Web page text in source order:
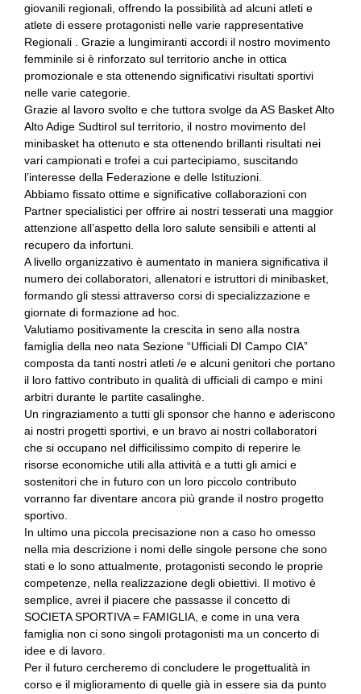
giovanili regionali, offrendo la possibilità ad alcuni atleti e
atlete di essere protagonisti nelle varie rappresentative
Regionali . Grazie a lungimiranti accordi il nostro movimento
femminile si è rinforzato sul territorio anche in ottica
promozionale e sta ottenendo significativi risultati sportivi
nelle varie categorie.
Grazie al lavoro svolto e che tuttora svolge da AS Basket Alto
Alto Adige Sudtirol sul territorio, il nostro movimento del
minibasket ha ottenuto e sta ottenendo brillanti risultati nei
vari campionati e trofei a cui partecipiamo, suscitando
l’interesse della Federazione e delle Istituzioni.
Abbiamo fissato ottime e significative collaborazioni con
Partner specialistici per offrire ai nostri tesserati una maggior
attenzione all’aspetto della loro salute sensibili e attenti al
recupero da infortuni.
A livello organizzativo è aumentato in maniera significativa il
numero dei collaboratori, allenatori e istruttori di minibasket,
formando gli stessi attraverso corsi di specializzazione e
giornate di formazione ad hoc.
Valutiamo positivamente la crescita in seno alla nostra
famiglia della neo nata Sezione “Ufficiali DI Campo CIA”
composta da tanti nostri atleti /e e alcuni genitori che portano
il loro fattivo contributo in qualità di ufficiali di campo e mini
arbitri durante le partite casalinghe.
Un ringraziamento a tutti gli sponsor che hanno e aderiscono
ai nostri progetti sportivi, e un bravo ai nostri collaboratori
che si occupano nel difficilissimo compito di reperire le
risorse economiche utili alla attività e a tutti gli amici e
sostenitori che in futuro con un loro piccolo contributo
vorranno far diventare ancora più grande il nostro progetto
sportivo.
In ultimo una piccola precisazione non a caso ho omesso
nella mia descrizione i nomi delle singole persone che sono
stati e lo sono attualmente, protagonisti secondo le proprie
competenze, nella realizzazione degli obiettivi. Il motivo è
semplice, avrei il piacere che passasse il concetto di
SOCIETA SPORTIVA = FAMIGLIA, e come in una vera
famiglia non ci sono singoli protagonisti ma un concerto di
idee e di lavoro.
Per il futuro cercheremo di concludere le progettualità in
corso e il miglioramento di quelle già in essere sia da punto